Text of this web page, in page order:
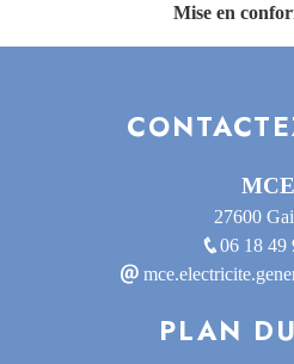
Mise en
MCE
27600
06 18 49
PLAN